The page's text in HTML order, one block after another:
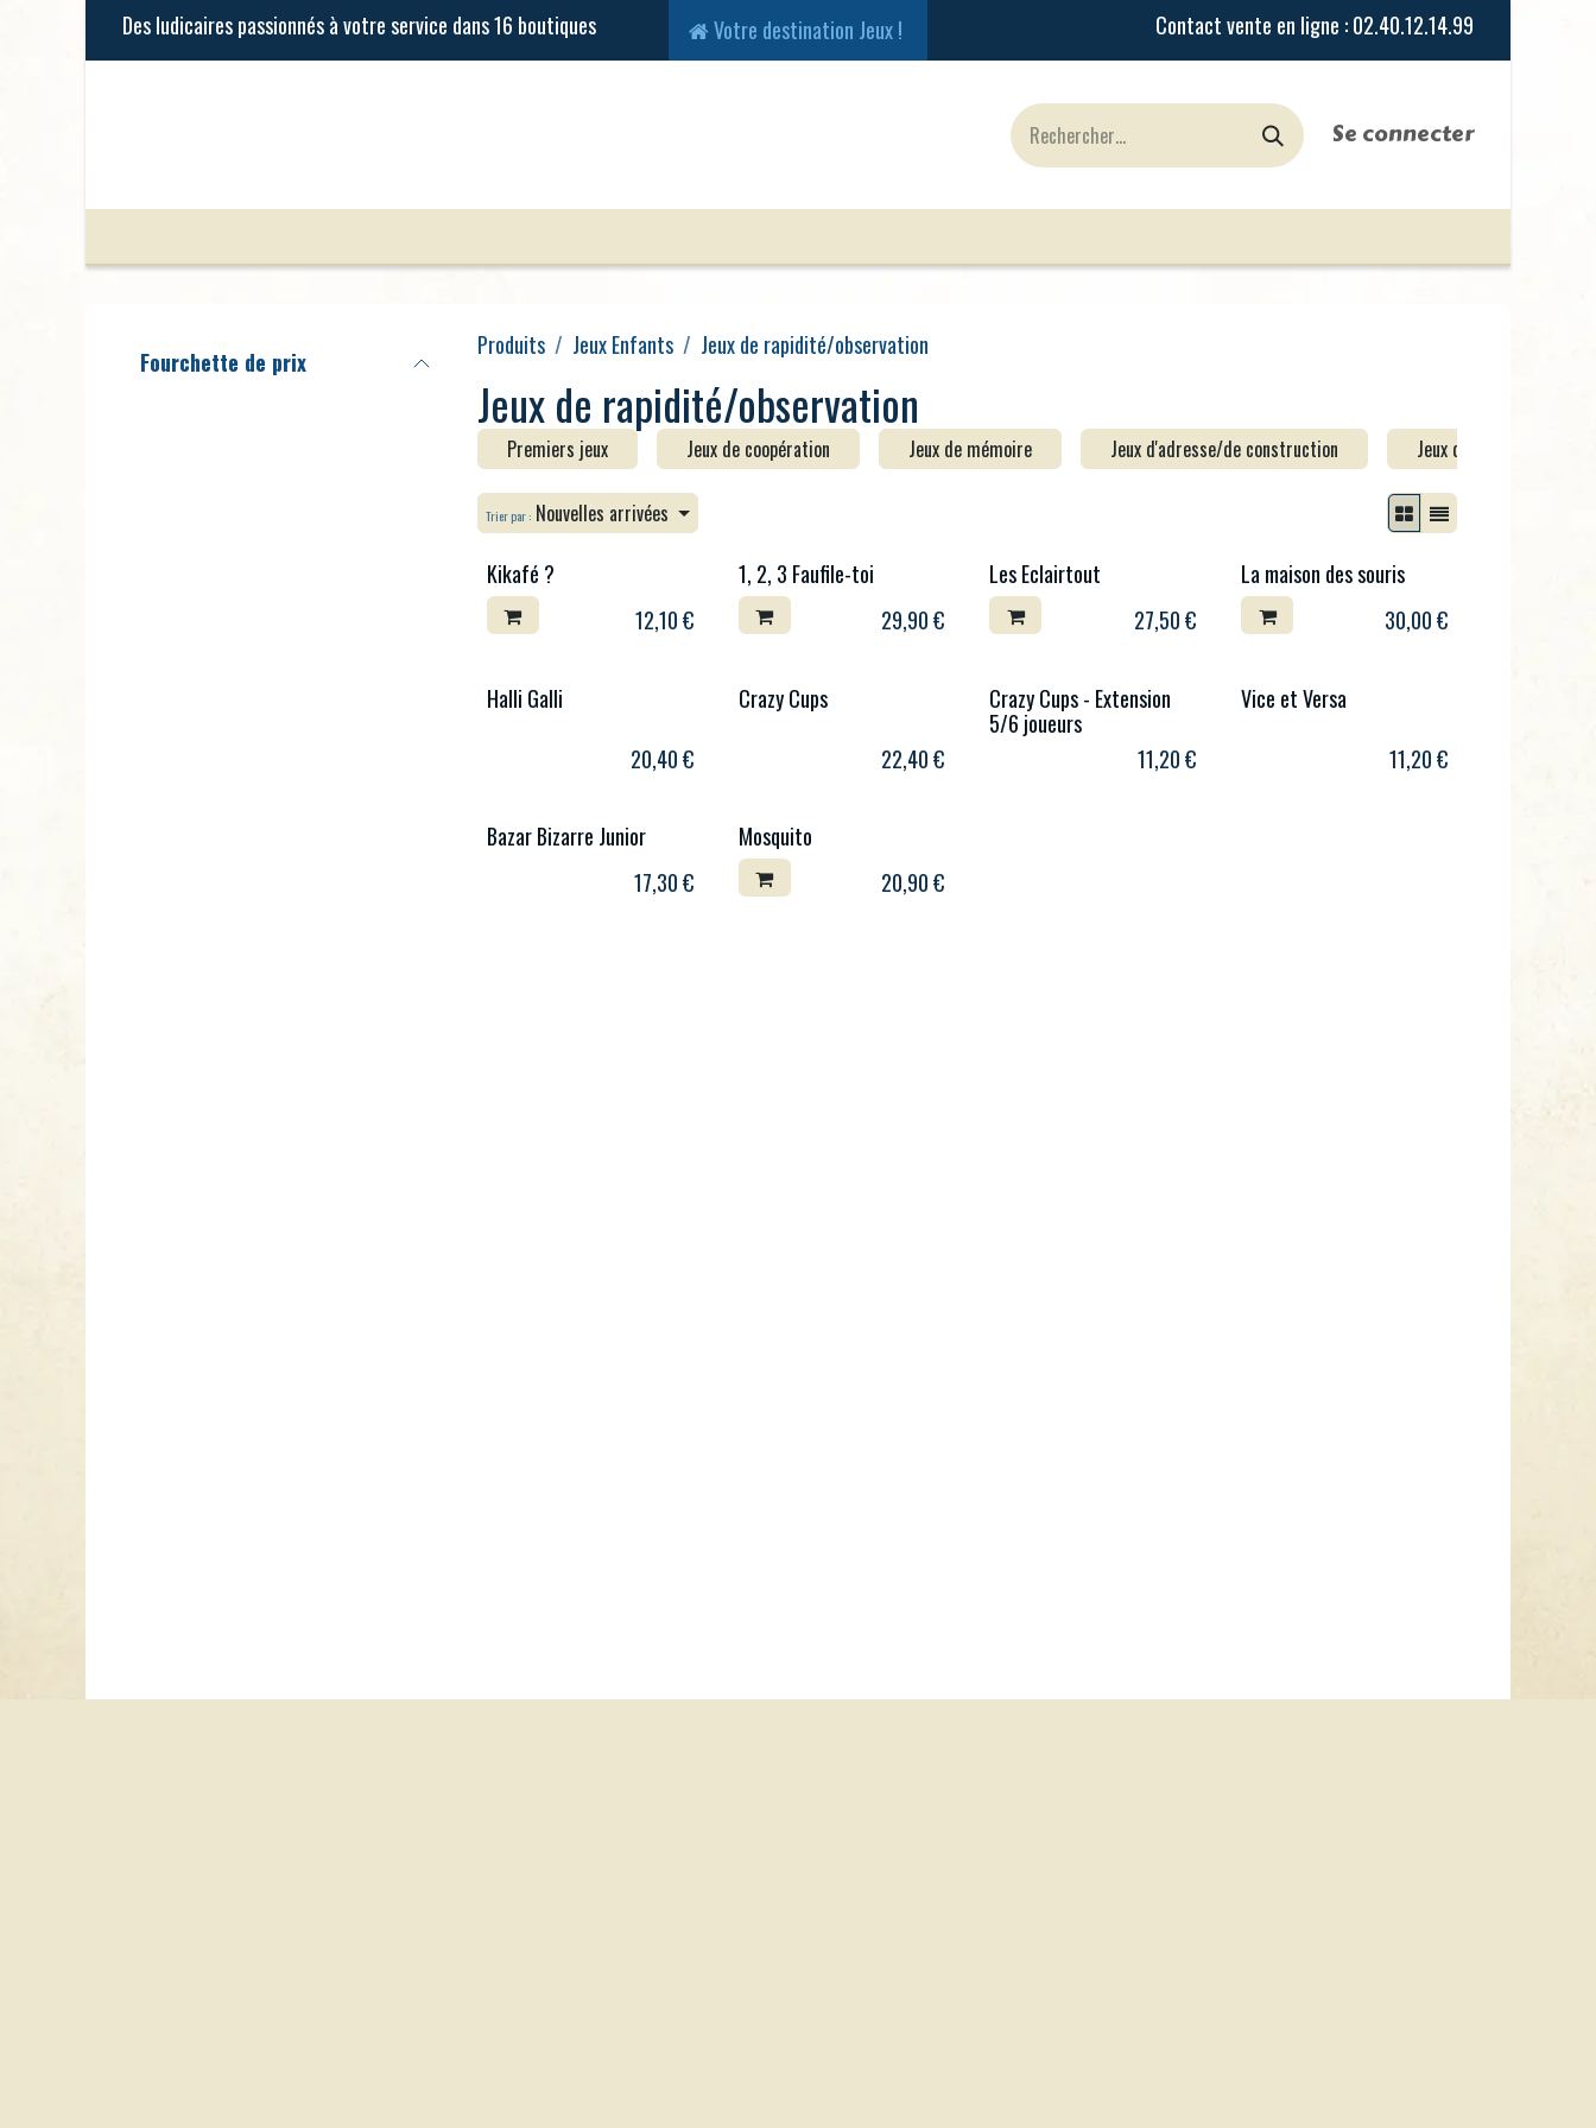
Se rendre au contenu
Votre destination Jeux !
Se connecter
Fourchette de prix
Produits Jeux Enfants Jeux de rapidité/observation
Jeux de rapidité/observation
Premiers jeux Jeux de coopération Jeux de mémoire Jeux d'adresse/de construction Jeux de parcours
Trier par : Nouvelles arrivées
Kikafé ?
12,10€
1, 2, 3 Faufile-toi
29,90€
Les Eclairtout
27,50€
La maison des souris
30,00€
Halli Galli
20,40€
Crazy Cups
22,40€
Crazy Cups - Extension
5/6 joueurs
11,20€
Vice et Versa
11,20€
Bazar Bizarre Junior
17,30€
Mosquito
20,90€